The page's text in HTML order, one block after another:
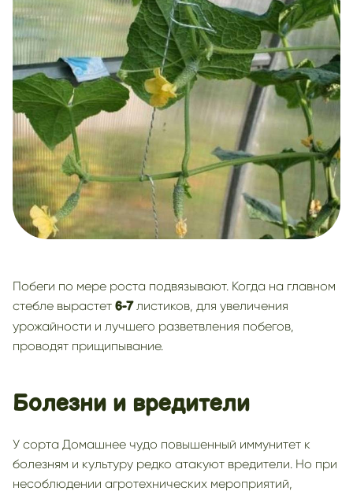
Побеги по мере роста подвязывают. Когда на главном
стебле вырастет 6-7листиков, для увеличения
урожайности и лучшего разветвления побегов,
проводят прищипывание.
Болезни и вредители
У сорта Домашнее чудо повышенный иммунитет к
болезням и культуру редко атакуют вредители. Но при
несоблюдении агротехнических мероприятий,